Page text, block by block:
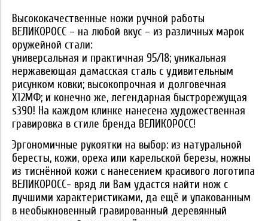
Высококачественные ножи ручной работы
ВЕЛИКОРОСС – на любой вкус – из различных марок
оружейной стали:
универсальная и практичная 95/18; уникальная
нержавеющая дамасская сталь с удивительным
рисунком ковки; высокопрочная и долговечная
Х12МФ; и конечно же, легендарная быстрорежущая
s390! На каждом клинке нанесена художественная
гравировка в стиле бренда ВЕЛИКОРОСС!
Эргономичные рукоятки на выбор: из натуральной
бересты, кожи, ореха или карельской березы, ножны
из тиснённой кожи с нанесением красивого логотипа
ВЕЛИКОРОСС- вряд ли Вам удастся найти нож с
лучшими характеристиками, да ещё и упакованным
в необыкновенный гравированный деревянный